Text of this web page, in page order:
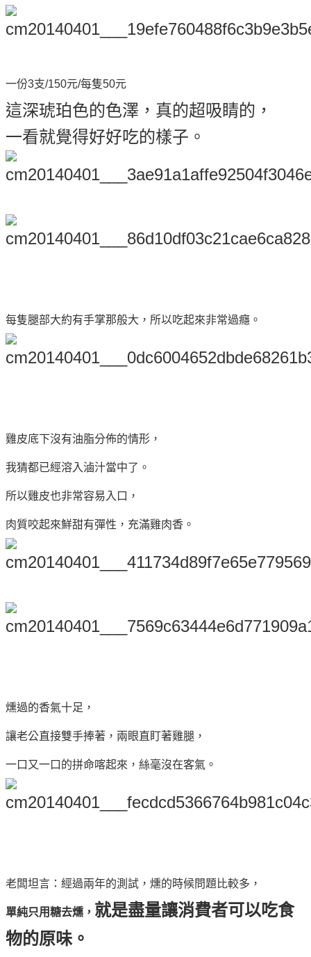
一份3支/150元/每隻50元
這深琥珀色的色澤，真的超吸睛的，
一看就覺得好好吃的樣子。
每隻腿部大約有手掌那般大，所以吃起來非常過癮。
雞皮底下沒有油脂分佈的情形，
我猜都已經溶入滷汁當中了。
所以雞皮也非常容易入口，
肉質咬起來鮮甜有彈性，充滿雞肉香。
燻過的香氣十足，
讓老公直接雙手捧著，兩眼直盯著雞腿，
一口又一口的拼命喀起來，絲毫沒在客氣。
老闆坦言：經過兩年的測試，燻的時候問題比較多，
單純只用糖去燻， 就是盡量讓消費者可以吃食
物的原味。